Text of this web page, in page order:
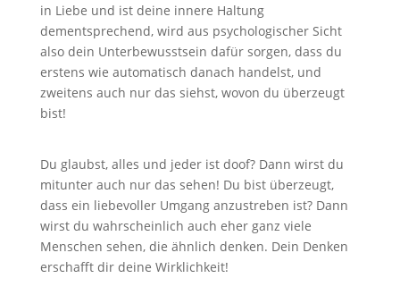
in Liebe und ist deine innere Haltung
dementsprechend, wird aus psychologischer Sicht
also dein Unterbewusstsein dafür sorgen, dass du
erstens wie automatisch danach handelst, und
zweitens auch nur das siehst, wovon du überzeugt
bist!
Du glaubst, alles und jeder ist doof? Dann wirst du
mitunter auch nur das sehen! Du bist überzeugt,
dass ein liebevoller Umgang anzustreben ist? Dann
wirst du wahrscheinlich auch eher ganz viele
Menschen sehen, die ähnlich denken. Dein Denken
erschafft dir deine Wirklichkeit!